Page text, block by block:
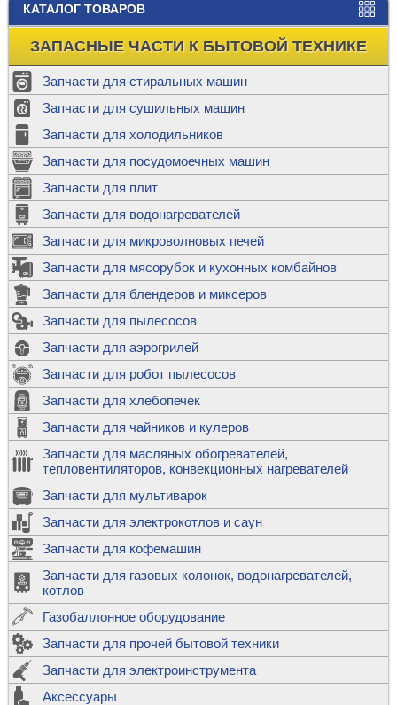
КАТАЛОГ ТОВАРОВ
ЗАПАСНЫЕ ЧАСТИ К БЫТОВОЙ ТЕХНИКЕ
Запчасти для стиральных машин
Запчасти для сушильных машин
Запчасти для холодильников
Запчасти для посудомоечных машин
Запчасти для плит
Запчасти для водонагревателей
Запчасти для микроволновых печей
Запчасти для мясорубок и кухонных комбайнов
Запчасти для блендеров и миксеров
Запчасти для пылесосов
Запчасти для аэрогрилей
Запчасти для робот пылесосов
Запчасти для хлебопечек
Запчасти для чайников и кулеров
Запчасти для масляных обогревателей,
тепловентиляторов, конвекционных нагревателей
Запчасти для мультиварок
Запчасти для электрокотлов и саун
Запчасти для кофемашин
Запчасти для газовых колонок, водонагревателей,
котлов
Газобаллонное оборудование
Запчасти для прочей бытовой техники
Запчасти для электроинструмента
Аксессуары